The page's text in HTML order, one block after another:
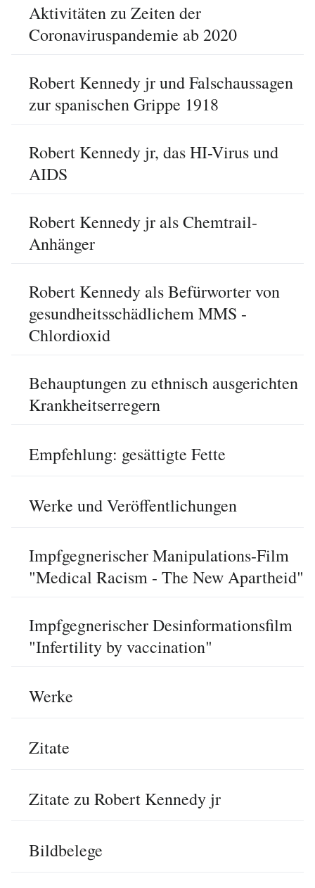
Aktivitäten zu Zeiten der
Coronaviruspandemie ab 2020
Robert Kennedy jr und Falschaussagen
zur spanischen Grippe 1918
Robert Kennedy jr, das HI-Virus und
AIDS
Robert Kennedy jr als Chemtrail-
Anhänger
Robert Kennedy als Befürworter von
gesundheitsschädlichem MMS -
Chlordioxid
Behauptungen zu ethnisch ausgerichten
Krankheitserregern
Empfehlung: gesättigte Fette
Werke und Veröffentlichungen
Impfgegnerischer Manipulations-Film
"Medical Racism - The New Apartheid"
Impfgegnerischer Desinformationsfilm
"Infertility by vaccination"
Werke
Zitate
Zitate zu Robert Kennedy jr
Bildbelege